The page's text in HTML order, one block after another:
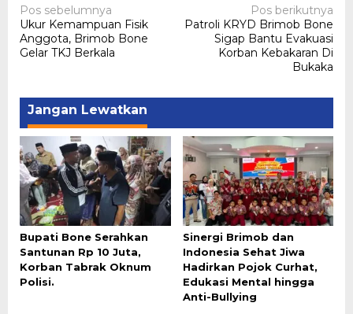
Navigasi
pos
Pos sebelumnya
Ukur Kemampuan Fisik
Anggota, Brimob Bone
Gelar TKJ Berkala
Pos berikutnya
Patroli KRYD Brimob Bone
Sigap Bantu Evakuasi
Korban Kebakaran Di
Bukaka
Jangan Lewatkan
Bupati Bone Serahkan
Santunan Rp 10 Juta,
Korban Tabrak Oknum
Polisi.
Sinergi Brimob dan
Indonesia Sehat Jiwa
Hadirkan Pojok Curhat,
Edukasi Mental hingga
Anti-Bullying